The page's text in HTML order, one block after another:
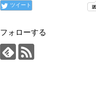
ツイート
フォローする